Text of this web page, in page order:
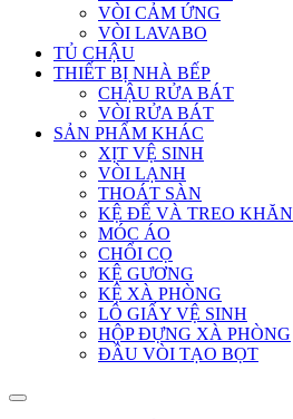
VÒI CẢM ỨNG
VÒI LAVABO
TỦ CHẬU
THIẾT BỊ NHÀ BẾP
CHẬU RỬA BÁT
VÒI RỬA BÁT
SẢN PHẨM KHÁC
XỊT VỆ SINH
VÒI LẠNH
THOÁT SÀN
KỆ ĐỂ VÀ TREO KHĂN
MÓC ÁO
CHỔI CỌ
KỆ GƯƠNG
KỆ XÀ PHÒNG
LÔ GIẤY VỆ SINH
HỘP ĐỰNG XÀ PHÒNG
ĐẦU VÒI TẠO BỌT